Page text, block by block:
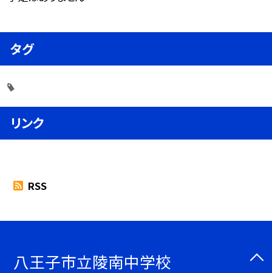
タグ
リンク
RSS
八王子市立陵南中学校